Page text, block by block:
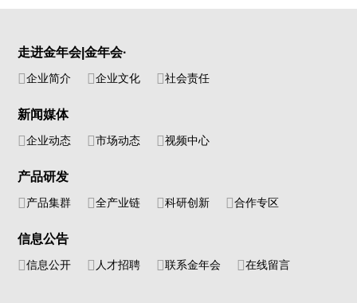
走进金年会|金年会·
企业简介 企业文化 社会责任
新闻媒体
企业动态 市场动态 视频中心
产品研发
产品集群 全产业链 科研创新 合作专区
信息公告
信息公开 人才招聘 联系金年会 在线留言